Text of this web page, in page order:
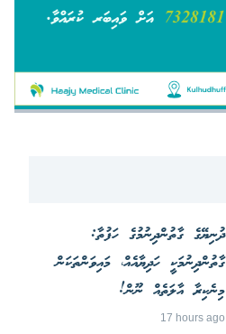
ދުނިޔޭގެ ގާތުންދިނުމުގެ ހަފުތާ:
ގާތުންދިނުމަކީ ހަދިޔާއެއް، މައިވަންތަކަން
މިނެކިރާ އާލަތެއް ނޫން!
17 hours ago